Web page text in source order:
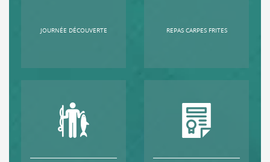
JOURNÉE DÉCOUVERTE REPAS CARPES FRITES